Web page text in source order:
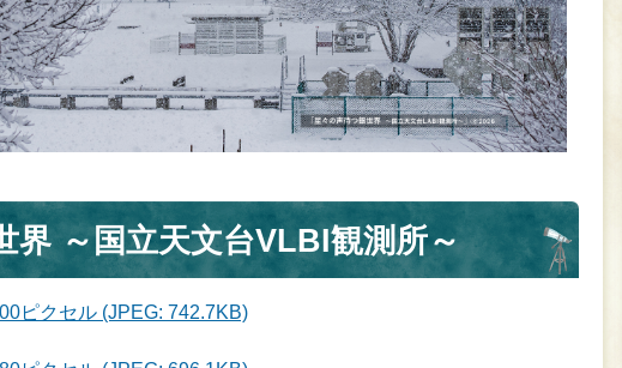
界 ～国立天文台VLBI観測所～
ピクセル (JPEG: 742.7KB)